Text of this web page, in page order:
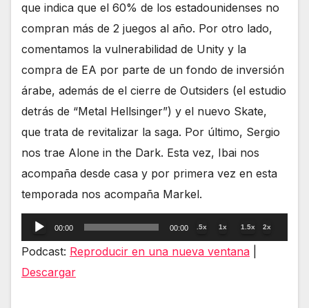
que indica que el 60% de los estadounidenses no
compran más de 2 juegos al año. Por otro lado,
comentamos la vulnerabilidad de Unity y la
compra de EA por parte de un fondo de inversión
árabe, además de el cierre de Outsiders (el estudio
detrás de “Metal Hellsinger”) y el nuevo Skate,
que trata de revitalizar la saga. Por último, Sergio
nos trae Alone in the Dark. Esta vez, Ibai nos
acompaña desde casa y por primera vez en esta
temporada nos acompaña Markel.
Reproductor
de
00:00 00:00 .5x 1x 1.5x 2x
Podcast: Reproducir en una nueva ventana
Descargar